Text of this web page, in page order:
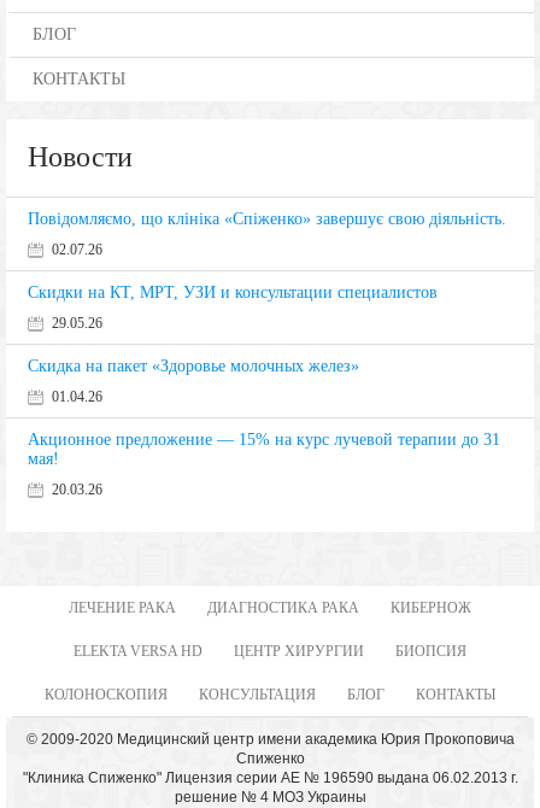
БЛОГ
КОНТАКТЫ
Новости
Повідомляємо, що клініка «Спіженко» завершує свою діяльність.
02.07.26
Скидки на КТ, МРТ, УЗИ и консультации специалистов
29.05.26
Скидка на пакет «Здоровье молочных желез»
01.04.26
Акционное предложение — 15% на курс лучевой терапии до 31
мая!
20.03.26
ЛЕЧЕНИЕ РАКА ДИАГНОСТИКА РАКА КИБЕРНОЖ
ELEKTA VERSA HD ЦЕНТР ХИРУРГИИ БИОПСИЯ
КОЛОНОСКОПИЯ КОНСУЛЬТАЦИЯ БЛОГ КОНТАКТЫ
© 2009-2020 Медицинский центр имени академика Юрия Прокоповича
Спиженко
"Клиника Спиженко" Лицензия серии АЕ № 196590 выдана 06.02.2013 г.
решение № 4 МОЗ Украины